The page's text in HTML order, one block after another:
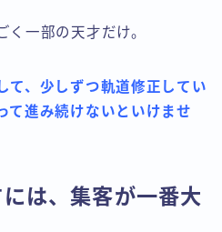
く一部の天才だけ。
て、少しずつ軌道修正してい
て進み続けないといけませ
は、集客が一番大